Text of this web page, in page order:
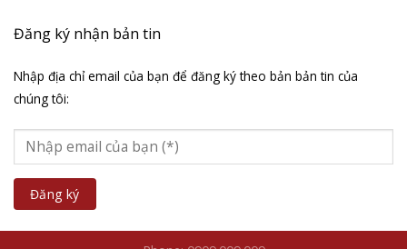
Đăng ký nhận bản tin
Nhập địa chỉ email của bạn để đăng ký theo bản bản tin của
chúng tôi: